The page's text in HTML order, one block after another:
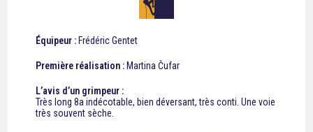
Équipeur : Frédéric Gentet
Première réalisation : Martina Čufar
L’avis d’un grimpeur :
Très long 8a indécotable, bien déversant, très conti. Une voie
très souvent sèche.